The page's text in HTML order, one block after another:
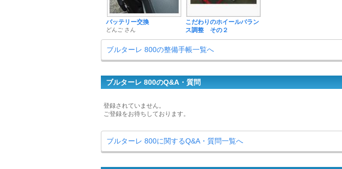
バッテリー交換
どんご さん
こだわりのホイールバラン
ス調整 その２
ブルターレ 800の整備手帳一覧へ
ブルターレ 800のQ&A・質問
登録されていません。
ご登録をお待ちしております。
ブルターレ 800に関するQ&A・質問一覧へ